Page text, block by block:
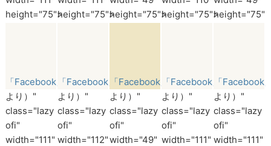
height="75">height="75">height="75">height="75">height="75">
「Facebook」
より）"
class="lazy
ofi"
width="111"
「Facebook」
より）"
class="lazy
ofi"
width="112"
「Facebook」
より）"
class="lazy
ofi"
width="49"
「Facebook」
より）"
class="lazy
ofi"
width="111"
「Facebook
より）"
class="lazy
ofi"
width="111"